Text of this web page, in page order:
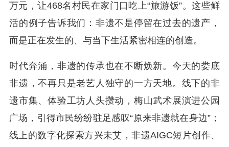
万元，让468名村民在家门口吃上“旅游饭”。这些鲜
活的例子告诉我们：非遗不是停留在过去的遗产，
而是正在发生的、与当下生活紧密相连的创造。
时代奔涌，非遗的传承也在不断焕新。今天的娄底
非遗，不再只是老艺人独守的一方天地。线下的非
遗市集、体验工坊人头攒动，梅山武术展演进公园
广场，引得市民纷纷驻足感叹“原来非遗就在身边”；
线上的数字化探索方兴未艾，非遗AIGC短片创作、